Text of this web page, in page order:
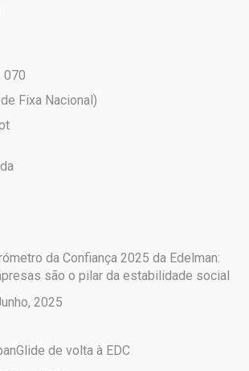
070
Fixa Nacional)
da Confiança 2025 da Edelman:
são o pilar da estabilidade social
2025
de volta à EDC